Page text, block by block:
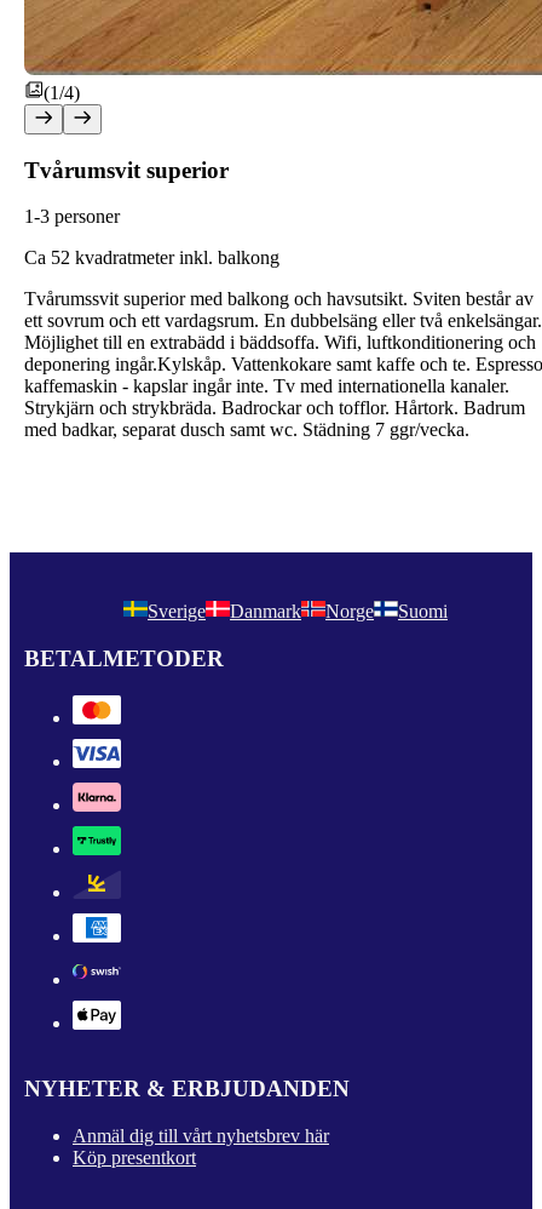
(1/4)
Tvårumsvit superior
1-3 personer
Ca 52 kvadratmeter inkl. balkong
Tvårumssvit superior med balkong och havsutsikt. Sviten består av
ett sovrum och ett vardagsrum. En dubbelsäng eller två enkelsängar.
Möjlighet till en extrabädd i bäddsoffa. Wifi, luftkonditionering och
deponering ingår.Kylskåp. Vattenkokare samt kaffe och te. Espresso
kaffemaskin - kapslar ingår inte. Tv med internationella kanaler.
Strykjärn och strykbräda. Badrockar och tofflor. Hårtork. Badrum
med badkar, separat dusch samt wc. Städning 7 ggr/vecka.
Sverige Danmark Norge Suomi
BETALMETODER
NYHETER & ERBJUDANDEN
Anmäl dig till vårt nyhetsbrev här
Köp presentkort